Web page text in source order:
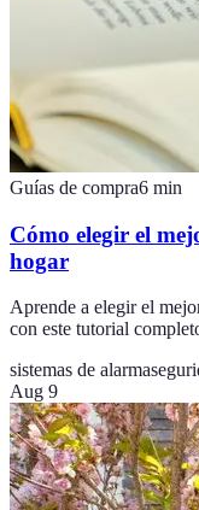
Guías de compra6 min
Cómo elegir el
hogar
Aprende a elegir el
con este tutorial
sistemas de alarma
Aug 9